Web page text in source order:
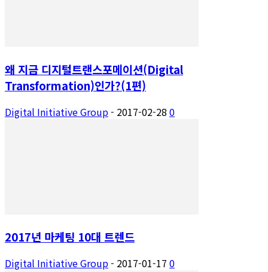
왜 지금 디지털트랜스포메이션(Digital
Transformation)인가?(1편)
Digital Initiative Group- 2017-02-28 0
2017년 마케팅 10대 트렌드
Digital Initiative Group- 2017-01-17 0